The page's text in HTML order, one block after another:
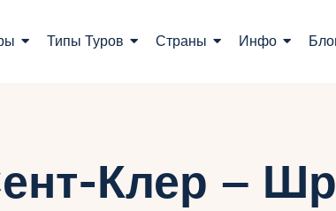
Типы Туров Страны Инфо
Клер –